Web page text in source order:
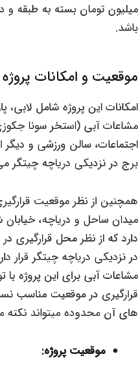
میلیون تومان بسته به طبقه و
باشد.
موقعیت و امکانات
امکانات این پروژه شامل لابی،
مشاعات آبی (استخر سونا
اجتماعات، سالن ورزشی و دیگر
برج در نزدیکی دریاچه چیتگر
همچنین از نظر موقعیت
میدان ساحل و دریاچه،
دارد که از نظر محل قرارگیری
در نزدیکی دریاچه چیتگر قرار
مشاعات آبی برای این پروژه
قرارگیری در موقعیت مناسب
های آن محدوده میتواند نکته
موقعیت پروژه: